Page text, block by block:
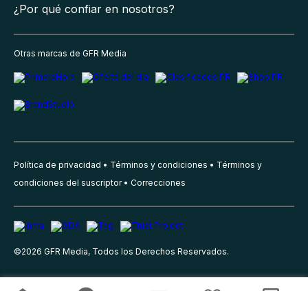
¿Por qué confiar en nosotros?
Otras marcas de GFR Media
Política de privacidad Términos y condiciones
Términos y
condiciones del suscriptor
Correcciones
©2026 GFR Media, Todos los Derechos Reservados.